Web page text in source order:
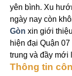
yên bình. Xu
ngày nay còn
Gòn xin giới
hiện đại Quận
trung và đầy mới
Thông tin